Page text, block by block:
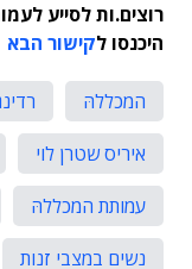
רוצים.ות לסייע
היכנסו לקישור הבא
המכללהּ
איריס שטרן לוי
עמותת המכללהּ
נשים במצבי זנות